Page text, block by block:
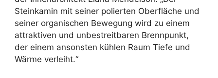
Steinkamin mit seiner polierten Oberfläche und
seiner organischen Bewegung wird zu einem
attraktiven und unbestreitbaren Brennpunkt,
der einem ansonsten kühlen Raum Tiefe und
Wärme verleiht.“